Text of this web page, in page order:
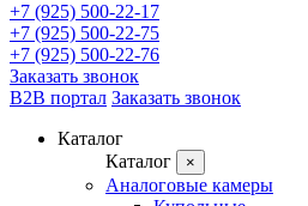
+7 (925) 500-22-17
+7 (925) 500-22-75
+7 (925) 500-22-76
Заказать звонок
B2B портал Заказать звонок
Каталог
Каталог
×
Аналоговые камеры